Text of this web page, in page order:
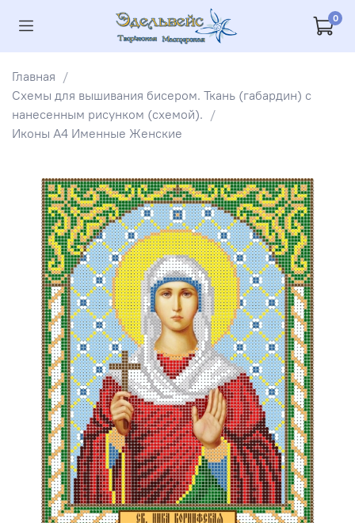
0
Главная
Схемы для вышивания бисером. Ткань (габардин) с
нанесенным рисунком (схемой).
Иконы А4 Именные Женские